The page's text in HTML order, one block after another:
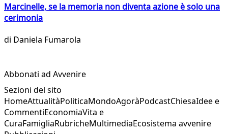
Marcinelle, se la memoria non diventa azione è solo una
cerimonia
di Daniela Fumarola
Abbonati ad Avvenire
Sezioni del sito
HomeAttualitàPoliticaMondoAgoràPodcastChiesaIdee e
CommentiEconomiaVita e
CuraFamigliaRubricheMultimediaEcosistema avvenire